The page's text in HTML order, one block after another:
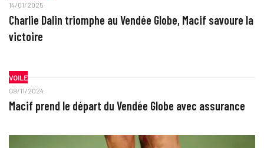
14/01/2025
Charlie Dalin triomphe au Vendée Globe, Macif savoure la
victoire
VOILE
09/11/2024
Macif prend le départ du Vendée Globe avec assurance